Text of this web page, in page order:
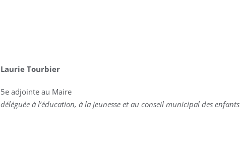
Laurie Tourbier
5e adjointe au Maire
déléguée à l’éducation, à la jeunesse et au conseil municipal des enfants